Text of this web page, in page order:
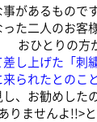
があるもので
た二人のお客
おひとりの方
し上げた「刺
られたとのこと
、お勧めした
りませんよ!!>